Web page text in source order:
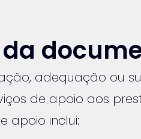
adequação ou
de apoio aos
apoio inclui: